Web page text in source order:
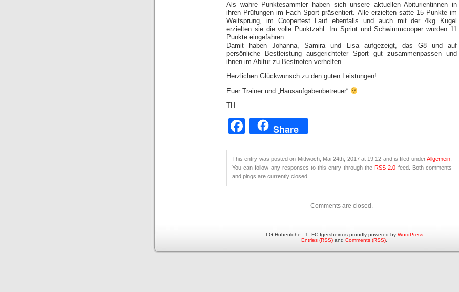
Als wahre Punktesammler haben sich unsere aktuellen Abiturientinnen in
ihren Prüfungen im Fach Sport präsentiert. Alle erzielten satte 15 Punkte im
Weitsprung, im Coopertest Lauf ebenfalls und auch mit der 4kg Kugel
erzielten sie die volle Punktzahl. Im Sprint und Schwimmcooper wurden 11
Punkte eingefahren.
Damit haben Johanna, Samira und Lisa aufgezeigt, das G8 und auf
persönliche Bestleistung ausgerichteter Sport gut zusammenpassen und
ihnen im Abitur zu Bestnoten verhelfen.
Herzlichen Glückwunsch zu den guten Leistungen!
Euer Trainer und „Hausaufgabenbetreuer“
TH
Facebook
Share
This entry was posted on Mittwoch, Mai 24th, 2017 at 19:12 and is filed underAllgemein
You can follow any responses to this entry through the RSS 2.0 feed. Both comments
and pings are currently closed.
Comments are closed.
LG Hohenlohe - 1. FC Igersheim is proudly powered by WordPress
Entries (RSS) and Comments (RSS).